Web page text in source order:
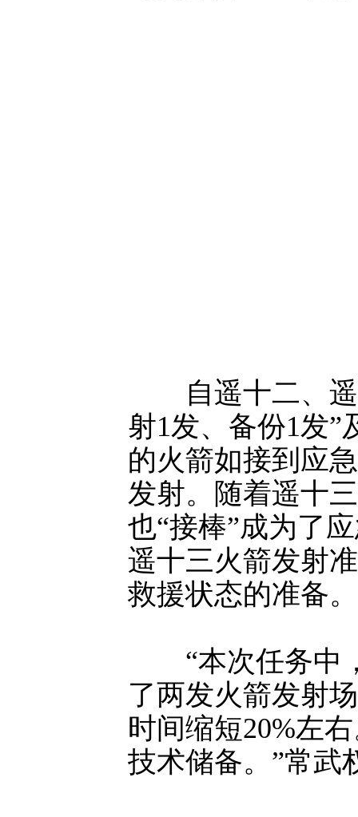
自遥十二、遥
射1发、备份1发”
的火箭如接到应
发射。随着遥十
也“接棒”成为了
遥十三火箭发射
救援状态的准备。
“本次任务中，
了两发火箭发射
时间缩短20%左
技术储备。”常武